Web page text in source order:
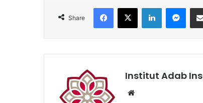
Share
Facebook
X LinkedIn
Institut Adab